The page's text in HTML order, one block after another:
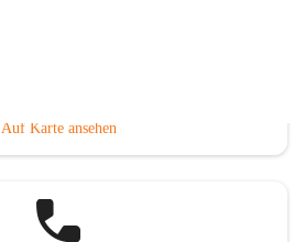
Auf Karte ansehen